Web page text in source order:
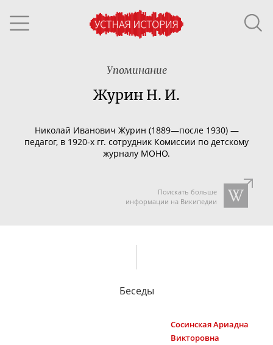
Упоминание
Журин Н. И.
Николай Иванович Журин (1889—после 1930) —
педагог, в 1920-х гг. сотрудник Комиссии по детскому
журналу МОНО.
Поискать больше
информации на Википедии
Беседы
СосинскаяАриадна
Викторовна